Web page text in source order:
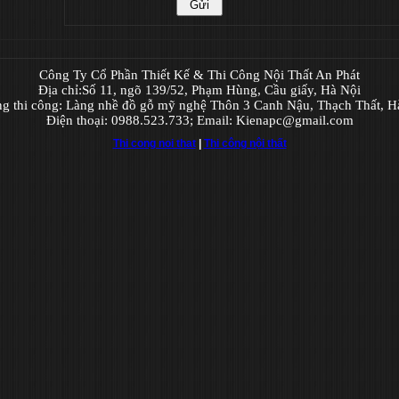
Công Ty Cổ Phần Thiết Kế & Thi Công Nội Thất An Phát
Địa chỉ:Số 11, ngõ 139/52, Phạm Hùng, Cầu giấy, Hà Nội
thi công: Làng nhề đồ gỗ mỹ nghệ Thôn 3 Canh Nậu, Thạch Thất,
Điện thoại: 0988.523.733; Email: Kienapc@gmail.com
Thi cong noi that| Thi công nội thất